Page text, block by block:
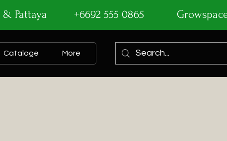
& Pattaya +6692 555 0865
Cataloge More